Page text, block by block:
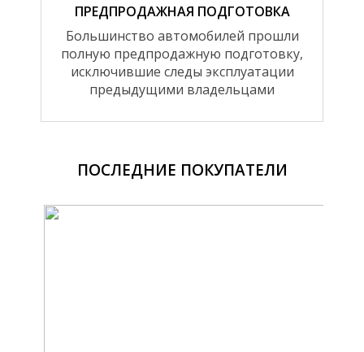
ПРЕДПРОДАЖНАЯ ПОДГОТОВКА
Большинство автомобилей прошли
полную предпродажную подготовку,
исключившие следы эксплуатации
предыдущими владельцами
ПОСЛЕДНИЕ ПОКУПАТЕЛИ